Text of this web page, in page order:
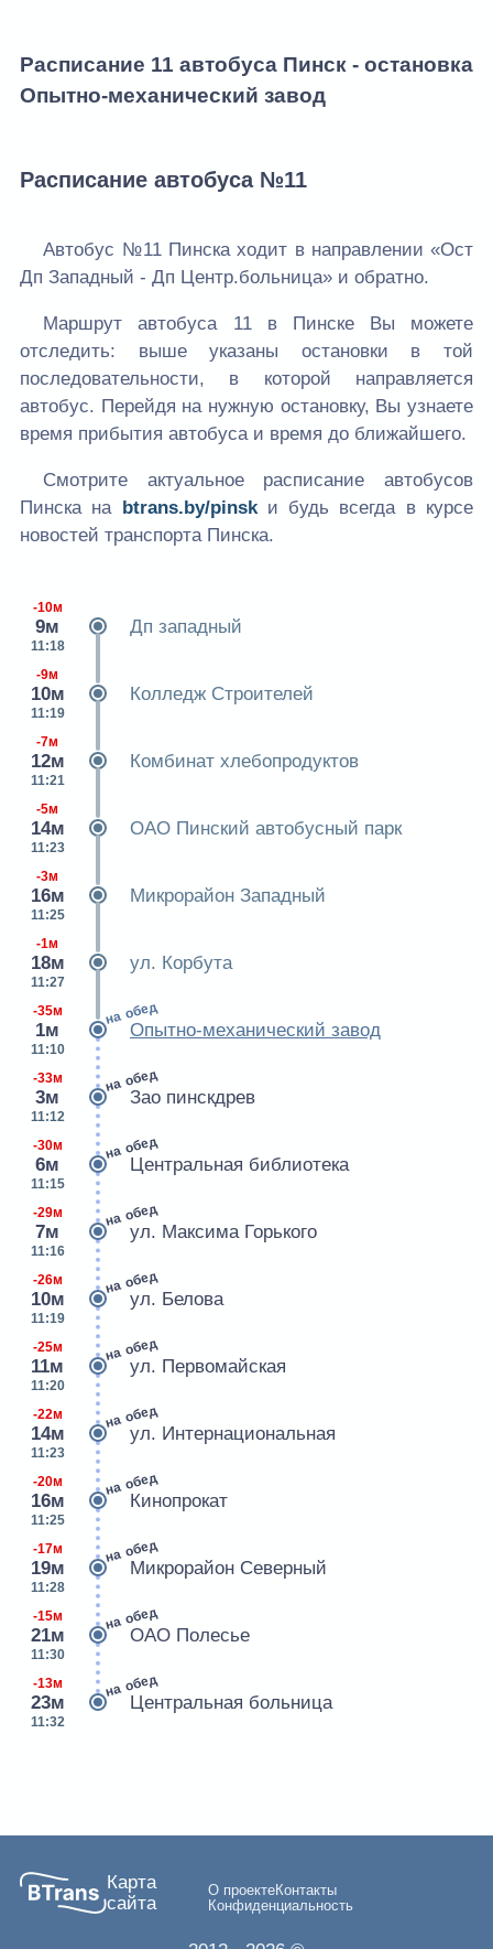
Расписание 11 автобуса Пинск - остановка
Опытно-механический завод
Расписание автобуса №11
Автобус №11 Пинска ходит в направлении «Ост
Дп Западный - Дп Центр.больница» и обратно.
Маршрут автобуса 11 в Пинске Вы можете
отследить: выше указаны остановки в той
последовательности, в которой направляется
автобус. Перейдя на нужную остановку, Вы узнаете
время прибытия автобуса и время до ближайшего.
Смотрите актуальное расписание автобусов
Пинска на
btrans.by/pinskи будь всегда в курсе
новостей транспорта Пинска.
-10м
9м
11:18
Дп западный
-9м
10м
11:19
Колледж Строителей
-7м
12м
11:21
Комбинат хлебопродуктов
-5м
14м
11:23
ОАО Пинский автобусный парк
-3м
16м
11:25
Микрорайон Западный
-1м
18м
11:27
ул. Корбута
-35м
1м
11:10
на обед
Опытно-механический завод
-33м
3м
11:12
на обед
Зао пинскдрев
-30м
6м
11:15
на обед
Центральная библиотека
-29м
7м
11:16
на обед
ул. Максима Горького
-26м
10м
11:19
на обед
ул. Белова
-25м
11м
11:20
на обед
ул. Первомайская
-22м
14м
11:23
на обед
ул. Интернациональная
-20м
16м
11:25
на обед
Кинопрокат
-17м
19м
11:28
на обед
Микрорайон Северный
-15м
21м
11:30
на обед
ОАО Полесье
-13м
23м
11:32
на обед
Центральная больница
Карта
сайта
О проектеКонтакты
Конфиденциальность